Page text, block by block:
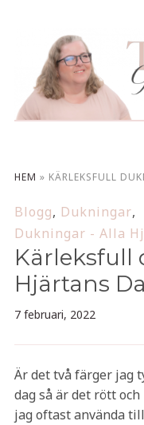
HEM » KÄRLEKSFULL
Blogg, Dukningar,
Dukningar - Alla
Kärleksfull
Hjärtans
7 februari, 2022
Är det två färger jag
dag så är det rött och
jag oftast använda